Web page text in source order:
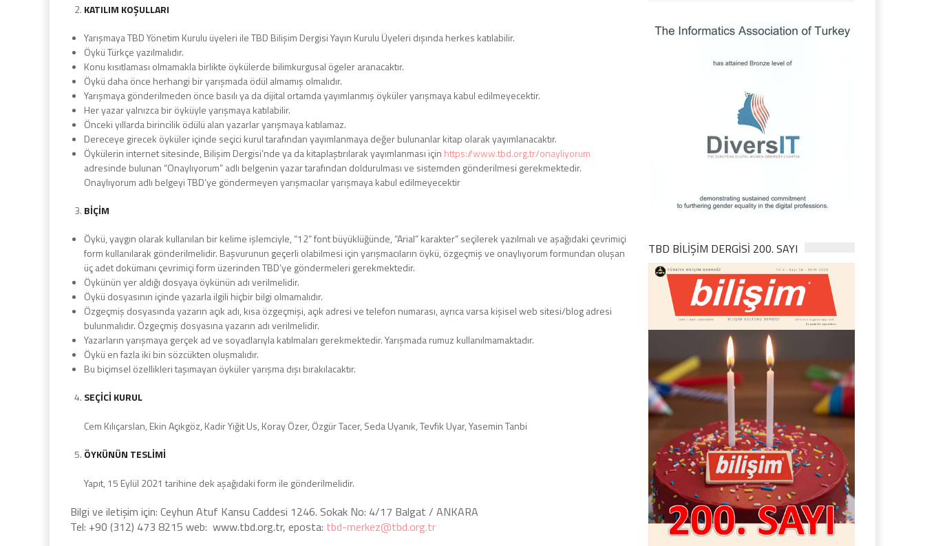
KATILIM KOŞULLARI
Yarışmaya TBD Yönetim Kurulu üyeleri ile TBD Bilişim Dergisi Yayın Kurulu Üyeleri dışında herkes katılabilir.
Öykü Türkçe yazılmalıdır.
Konu kısıtlaması olmamakla birlikte öykülerde bilimkurgusal ögeler aranacaktır.
Öykü daha önce herhangi bir yarışmada ödül almamış olmalıdır.
Yarışmaya gönderilmeden önce basılı ya da dijital ortamda yayımlanmış öyküler yarışmaya kabul edilmeyecektir.
Her yazar yalnızca bir öyküyle yarışmaya katılabilir.
Önceki yıllarda birincilik ödülü alan yazarlar yarışmaya katılamaz.
Dereceye girecek öyküler içinde seçici kurul tarafından yayımlanmaya değer bulunanlar kitap olarak yayımlanacaktır.
Öykülerin internet sitesinde, Bilişim Dergisi’nde ya da kitaplaştırılarak yayımlanması için https://www.tbd.org.tr/onayliyorum
adresinde bulunan “Onaylıyorum” adlı belgenin yazar tarafından doldurulması ve sistemden gönderilmesi gerekmektedir.
Onaylıyorum adlı belgeyi TBD’ye göndermeyen yarışmacılar yarışmaya kabul edilmeyecektir
BİÇİM
Öykü, yaygın olarak kullanılan bir kelime işlemciyle, “12” font büyüklüğünde, “Arial” karakter” seçilerek yazılmalı ve aşağıdaki çevrimiçi
form kullanılarak gönderilmelidir. Başvurunun geçerli olabilmesi için yarışmacıların öykü, özgeçmiş ve onaylıyorum formundan oluşan
üç adet dokümanı çevrimiçi form üzerinden TBD’ye göndermeleri gerekmektedir.
Öykünün yer aldığı dosyaya öykünün adı verilmelidir.
Öykü dosyasının içinde yazarla ilgili hiçbir bilgi olmamalıdır.
Özgeçmiş dosyasında yazarın açık adı, kısa özgeçmişi, açık adresi ve telefon numarası, ayrıca varsa kişisel web sitesi/blog adresi
bulunmalıdır. Özgeçmiş dosyasına yazarın adı verilmelidir.
Yazarların yarışmaya gerçek ad ve soyadlarıyla katılmaları gerekmektedir. Yarışmada rumuz kullanılmamaktadır.
Öykü en fazla iki bin sözcükten oluşmalıdır.
Bu biçimsel özellikleri taşımayan öyküler yarışma dışı bırakılacaktır.
SEÇİCİ KURUL
Cem Kılıçarslan, Ekin Açıkgöz, Kadir Yiğit Us, Koray Özer, Özgür Tacer, Seda Uyanık, Tevfik Uyar, Yasemin Tanbi
ÖYKÜNÜN TESLİMİ
Yapıt, 15 Eylül 2021 tarihine dek aşağıdaki form ile gönderilmelidir.
Bilgi ve iletişim için: Ceyhun Atuf Kansu Caddesi 1246. Sokak No: 4/17 Balgat / ANKARA
Tel: +90 (312) 473 8215 web: www.tbd.org.tr, eposta: tbd-merkez@tbd.org.tr
TBD BILIŞIM DERGISI 200. SAYI